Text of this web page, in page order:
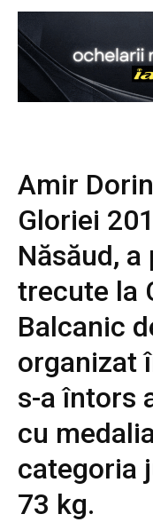
Amir
Gloriei
Năsăud,
trecute la
Balcanic
organizat
s-a întors
cu
categoria
73 kg.